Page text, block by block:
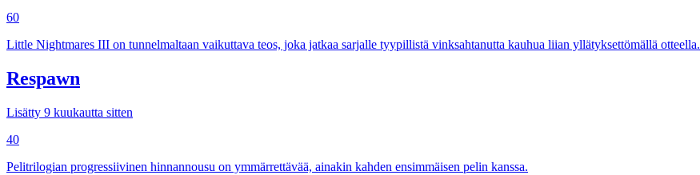
60
Little Nightmares III on tunnelmaltaan vaikuttava teos, joka jatkaa sarjalle tyypillistä vinksahtanutta kauhua liian yllätyksettömällä otteella.
Respawn
Lisätty 9 kuukautta sitten
40
Pelitrilogian progressiivinen hinnannousu on ymmärrettävää, ainakin kahden ensimmäisen pelin kanssa.